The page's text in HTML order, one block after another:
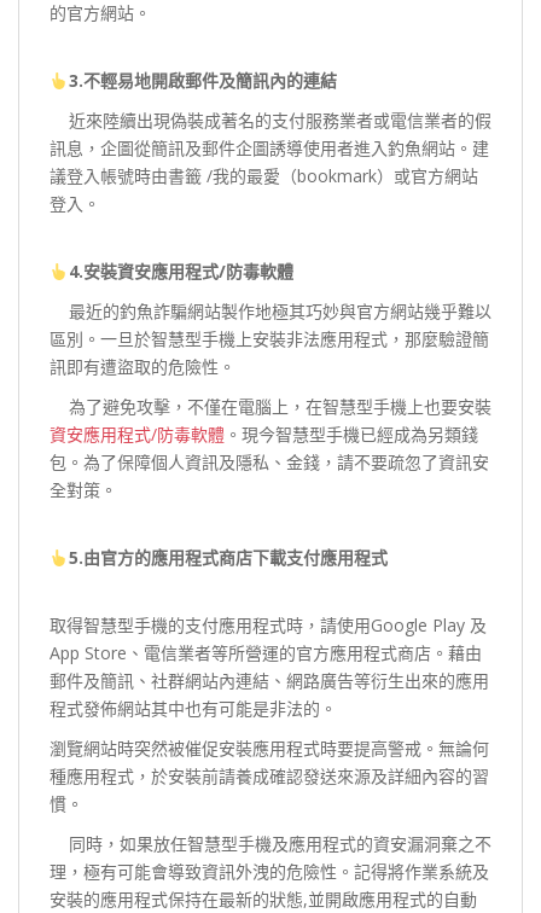
的官方網站。
3.不輕易地開啟郵件及簡訊內的連結
近來陸續出現偽裝成著名的支付服務業者或電信業者的假
訊息，企圖從簡訊及郵件企圖誘導使用者進入釣魚網站。建
議登入帳號時由書籤 /我的最愛（bookmark）或官方網站
登入。
4.安裝資安應用程式/防毒軟體
最近的釣魚詐騙網站製作地極其巧妙與官方網站幾乎難以
區別。一旦於智慧型手機上安裝非法應用程式，那麼驗證簡
訊即有遭盜取的危險性。
為了避免攻擊，不僅在電腦上，在智慧型手機上也要安裝
資安應用程式/防毒軟體 。現今智慧型手機已經成為另類錢
包。為了保障個人資訊及隱私、金錢，請不要疏忽了資訊安
全對策。
5.由官方的應用程式商店下載支付應用程式
取得智慧型手機的支付應用程式時，請使用Google Play 及
App Store、電信業者等所營運的官方應用程式商店。藉由
郵件及簡訊、社群網站內連結、網路廣告等衍生出來的應用
程式發佈網站其中也有可能是非法的。
瀏覽網站時突然被催促安裝應用程式時要提高警戒。無論何
種應用程式，於安裝前請養成確認發送來源及詳細內容的習
慣。
同時，如果放任智慧型手機及應用程式的資安漏洞棄之不
理，極有可能會導致資訊外洩的危險性。記得將作業系統及
安裝的應用程式保持在最新的狀態,並開啟應用程式的自動